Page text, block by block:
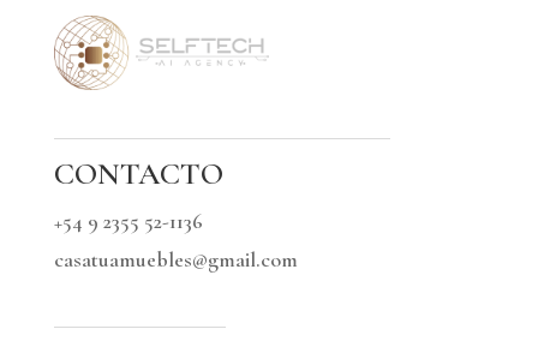
CONTACTO
+54 9 2355 52-1136
casatuamuebles@gmail.com